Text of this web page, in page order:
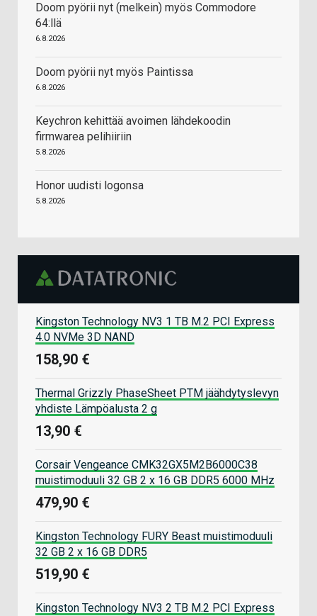
Doom pyörii nyt (melkein) myös Commodore
64:llä
6.8.2026
Doom pyörii nyt myös Paintissa
6.8.2026
Keychron kehittää avoimen lähdekoodin
firmwarea pelihiiriin
5.8.2026
Honor uudisti logonsa
5.8.2026
Kingston Technology NV3 1 TB M.2 PCI Express
4.0 NVMe 3D NAND
158,90 €
Thermal Grizzly PhaseSheet PTM jäähdytyslevyn
yhdiste Lämpöalusta 2 g
13,90 €
Corsair Vengeance CMK32GX5M2B6000C38
muistimoduuli 32 GB 2 x 16 GB DDR5 6000 MHz
479,90 €
Kingston Technology FURY Beast muistimoduuli
32 GB 2 x 16 GB DDR5
519,90 €
Kingston Technology NV3 2 TB M.2 PCI Express